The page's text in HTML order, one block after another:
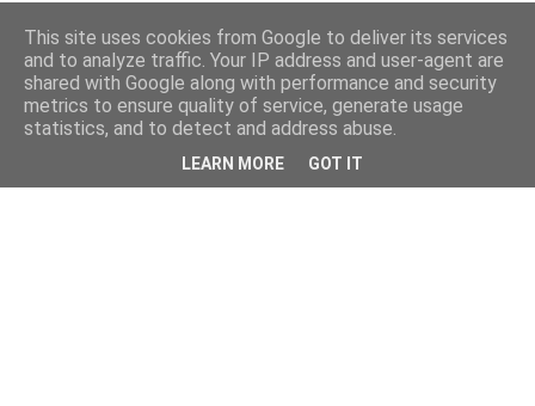
This site uses cookies from Google to deliver its services
and to analyze traffic. Your IP address and user-agent are
shared with Google along with performance and security
metrics to ensure quality of service, generate usage
statistics, and to detect and address abuse.
LEARN MORE GOT IT